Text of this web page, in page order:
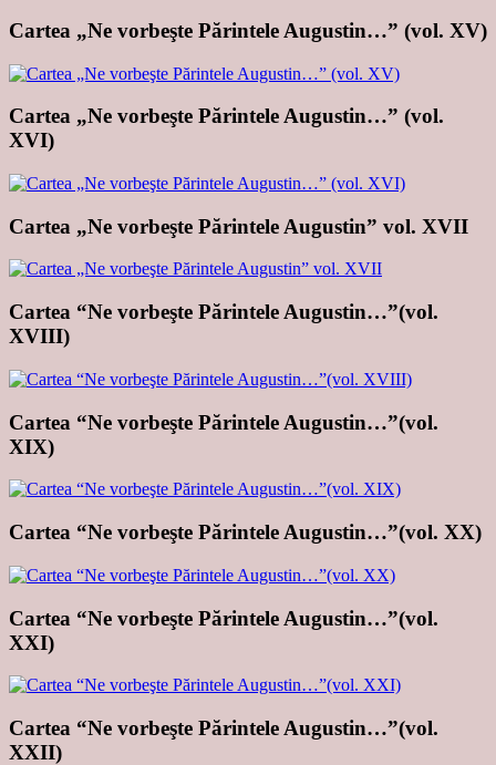
Cartea „Ne vorbeşte Părintele Augustin…” (vol. XV)
Cartea „Ne vorbeşte Părintele Augustin…” (vol.
XVI)
Cartea „Ne vorbeşte Părintele Augustin” vol. XVII
Cartea “Ne vorbeşte Părintele Augustin…”(vol.
XVIII)
Cartea “Ne vorbeşte Părintele Augustin…”(vol.
XIX)
Cartea “Ne vorbeşte Părintele Augustin…”(vol. XX)
Cartea “Ne vorbeşte Părintele Augustin…”(vol.
XXI)
Cartea “Ne vorbeşte Părintele Augustin…”(vol.
XXII)